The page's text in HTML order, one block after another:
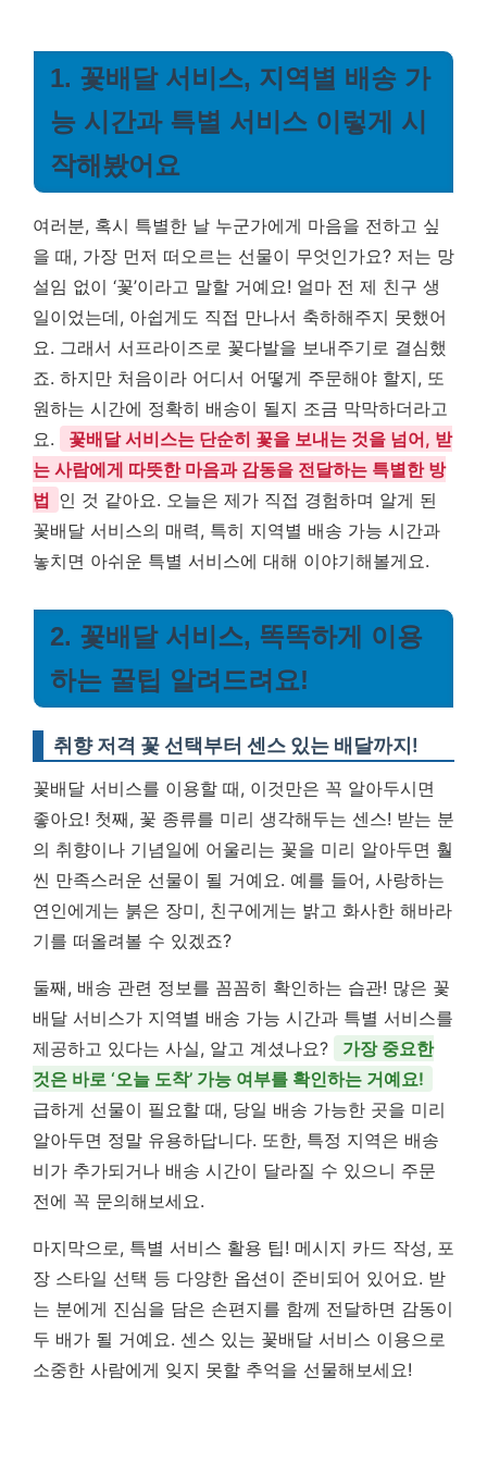
1. 꽃배달 서비스, 지역별 배송 가
능 시간과 특별 서비스 이렇게 시
작해봤어요
여러분, 혹시 특별한 날 누군가에게 마음을 전하고 싶
을 때, 가장 먼저 떠오르는 선물이 무엇인가요? 저는 망
설임 없이 ‘꽃’이라고 말할 거예요! 얼마 전 제 친구 생
일이었는데, 아쉽게도 직접 만나서 축하해주지 못했어
요. 그래서 서프라이즈로 꽃다발을 보내주기로 결심했
죠. 하지만 처음이라 어디서 어떻게 주문해야 할지, 또
원하는 시간에 정확히 배송이 될지 조금 막막하더라고
요.
꽃배달 서비스는 단순히 꽃을 보내는 것을 넘어, 받
는 사람에게 따뜻한 마음과 감동을 전달하는 특별한 방
법 인 것 같아요. 오늘은 제가 직접 경험하며 알게 된
꽃배달 서비스의 매력, 특히 지역별 배송 가능 시간과
놓치면 아쉬운 특별 서비스에 대해 이야기해볼게요.
2. 꽃배달 서비스, 똑똑하게 이용
하는 꿀팁 알려드려요!
취향 저격 꽃 선택부터 센스 있는 배달까지!
꽃배달 서비스를 이용할 때, 이것만은 꼭 알아두시면
좋아요! 첫째, 꽃 종류를 미리 생각해두는 센스! 받는 분
의 취향이나 기념일에 어울리는 꽃을 미리 알아두면 훨
씬 만족스러운 선물이 될 거예요. 예를 들어, 사랑하는
연인에게는 붉은 장미, 친구에게는 밝고 화사한 해바라
기를 떠올려볼 수 있겠죠?
둘째, 배송 관련 정보를 꼼꼼히 확인하는 습관! 많은 꽃
배달 서비스가 지역별 배송 가능 시간과 특별 서비스를
제공하고 있다는 사실, 알고 계셨나요?
가장 중요한
것은 바로 ‘오늘 도착’ 가능 여부를 확인하는 거예요!
급하게 선물이 필요할 때, 당일 배송 가능한 곳을 미리
알아두면 정말 유용하답니다. 또한, 특정 지역은 배송
비가 추가되거나 배송 시간이 달라질 수 있으니 주문
전에 꼭 문의해보세요.
마지막으로, 특별 서비스 활용 팁! 메시지 카드 작성, 포
장 스타일 선택 등 다양한 옵션이 준비되어 있어요. 받
는 분에게 진심을 담은 손편지를 함께 전달하면 감동이
두 배가 될 거예요. 센스 있는 꽃배달 서비스 이용으로
소중한 사람에게 잊지 못할 추억을 선물해보세요!